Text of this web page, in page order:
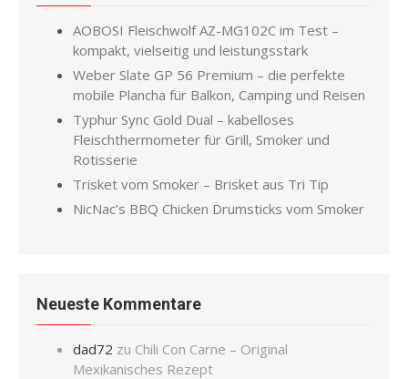
AOBOSI Fleischwolf AZ-MG102C im Test –
kompakt, vielseitig und leistungsstark
Weber Slate GP 56 Premium – die perfekte
mobile Plancha für Balkon, Camping und Reisen
Typhur Sync Gold Dual – kabelloses
Fleischthermometer für Grill, Smoker und
Rotisserie
Trisket vom Smoker – Brisket aus Tri Tip
NicNac’s BBQ Chicken Drumsticks vom Smoker
Neueste Kommentare
dad72 zu Chili Con Carne – Original
Mexikanisches Rezept